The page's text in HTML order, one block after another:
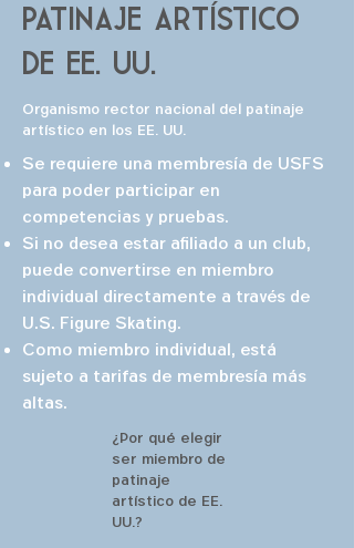
Patinaje artístico
de EE. UU.
Organismo rector nacional del patinaje
artístico en los EE. UU.
Se requiere una membresía de USFS
para poder participar en
competencias y pruebas.
Si no desea estar afiliado a un club,
puede convertirse en miembro
individual directamente a través de
U.S. Figure Skating.
Como miembro individual, está
sujeto a tarifas de membresía más
altas.
¿Por qué elegir
ser miembro de
patinaje
artístico de EE.
UU.?